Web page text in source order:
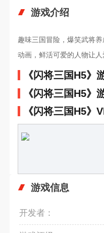
游戏介绍
趣味三国冒险，爆笑武将
动画，鲜活可爱的人物让
《闪将三国H5》
《闪将三国H5》
《闪将三国H5》
游戏信息
开发者：